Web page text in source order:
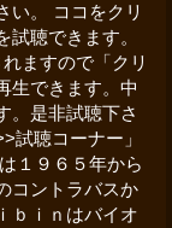
い。 ココをクリ
聴できます。
ますので「クリ
生できます。中
。是非試聴下さ
試聴コーナー」
１９６５年から
コントラバスか
ｂｉｎはバイオ